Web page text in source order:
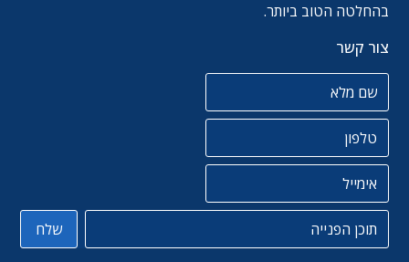
בהחלטה הטוב ביותר.
צור קשר
טלפון
שלח